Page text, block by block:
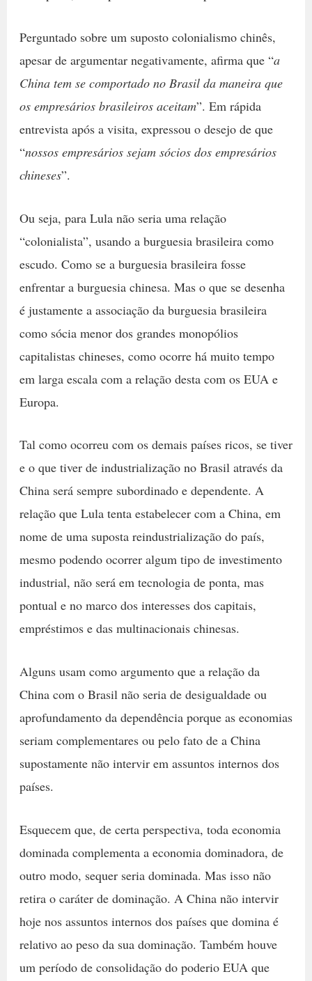
Perguntado sobre um suposto colonialismo chinês,
apesar de argumentar negativamente, afirma que “a
China tem se comportado no Brasil da maneira que
os empresários brasileiros aceitam”. Em rápida
entrevista após a visita, expressou o desejo de que
“nossos empresários sejam sócios dos empresários
chineses”.
Ou seja, para Lula não seria uma relação
“colonialista”, usando a burguesia brasileira como
escudo. Como se a burguesia brasileira fosse
enfrentar a burguesia chinesa. Mas o que se desenha
é justamente a associação da burguesia brasileira
como sócia menor dos grandes monopólios
capitalistas chineses, como ocorre há muito tempo
em larga escala com a relação desta com os EUA e
Europa.
Tal como ocorreu com os demais países ricos, se tiver
e o que tiver de industrialização no Brasil através da
China será sempre subordinado e dependente. A
relação que Lula tenta estabelecer com a China, em
nome de uma suposta reindustrialização do país,
mesmo podendo ocorrer algum tipo de investimento
industrial, não será em tecnologia de ponta, mas
pontual e no marco dos interesses dos capitais,
empréstimos e das multinacionais chinesas.
Alguns usam como argumento que a relação da
China com o Brasil não seria de desigualdade ou
aprofundamento da dependência porque as economias
seriam complementares ou pelo fato de a China
supostamente não intervir em assuntos internos dos
países.
Esquecem que, de certa perspectiva, toda economia
dominada complementa a economia dominadora, de
outro modo, sequer seria dominada. Mas isso não
retira o caráter de dominação. A China não intervir
hoje nos assuntos internos dos países que domina é
relativo ao peso da sua dominação. Também houve
um período de consolidação do poderio EUA que